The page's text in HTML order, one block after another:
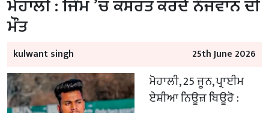
ਮੋਹਾਲੀ : ਜਿੰਮ ’ਚ ਕਸਰਤ ਕਰਦੇ ਨੌਜਵਾਨ ਦੀ
ਮੌਤ
kulwant singh 25th June 2026
ਮੋਹਾਲੀ, 25 ਜੂਨ, ਪ੍ਰਾਈਮ
ਏਸ਼ੀਆ ਨਿਊਜ਼ ਬਿਊਰੋ :